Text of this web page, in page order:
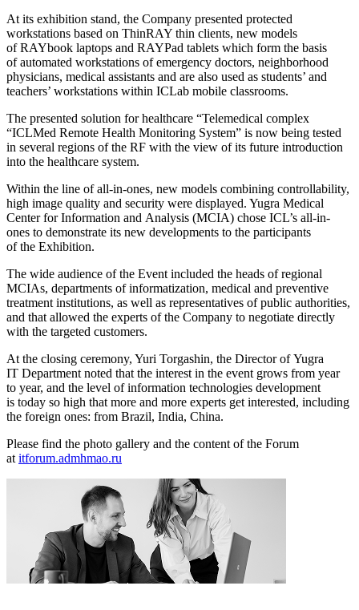
At its exhibition stand, the Company presented protected
workstations based on ThinRAY thin clients, new models
of RAYbook laptops and RAYPad tablets which form the basis
of automated workstations of emergency doctors, neighborhood
physicians, medical assistants and are also used as students’ and
teachers’ workstations within ICLab mobile classrooms.
The presented solution for healthcare “Telemedical complex
“ICLMed Remote Health Monitoring System” is now being tested
in several regions of the RF with the view of its future introduction
into the healthcare system.
Within the line of all-in-ones, new models combining controllability,
high image quality and security were displayed. Yugra Medical
Center for Information and Analysis (MCIA) chose ICL’s all-in-
ones to demonstrate its new developments to the participants
of the Exhibition.
The wide audience of the Event included the heads of regional
MCIAs, departments of informatization, medical and preventive
treatment institutions, as well as representatives of public authorities,
and that allowed the experts of the Company to negotiate directly
with the targeted customers.
At the closing ceremony, Yuri Torgashin, the Director of Yugra
IT Department noted that the interest in the event grows from year
to year, and the level of information technologies development
is today so high that more and more experts get interested, including
the foreign ones: from Brazil, India, China.
Please find the photo gallery and the content of the Forum
at itforum.admhmao.ru